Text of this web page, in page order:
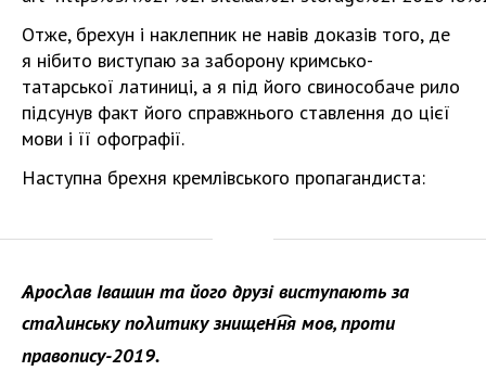
Отже, брехун і наклепник не навів доказів того, де
я нібито виступаю за заборону кримсько-
татарської латиниці, а я під його свинособаче рило
підсунув факт його справжнього ставлення до цієї
мови і її офографії.
Наступна брехня кремлівського пропагандиста:
Ѧросλав Івашин та його друзі виступають за
стаλинську поλитику знищен͡ня мов, проти
правопису-2019.